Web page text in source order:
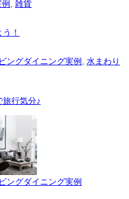
雑貨
！
ングダイニング実例 水まわり
旅行気分♪
ングダイニング実例